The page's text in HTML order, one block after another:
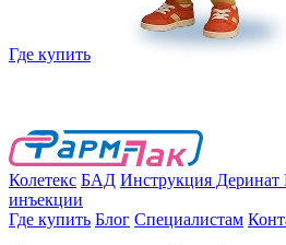
Где купить
Колетекс БАД Инструкция Деринат
инъекции
Где купить Блог Специалистам